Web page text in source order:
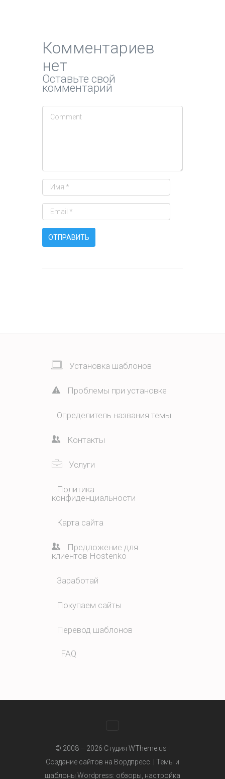
Комментариев
нет
Оставьте свой
комментарий
Установка шаблонов
Проблемы при установке
Определитель названия темы
Контакты
Услуги
Политика
конфиденциальности
Карта сайта
Предложение для
клиентов Hostenko
Заработай
Покупаем сайты
Перевод шаблонов
FAQ
© 2008 – 2026 Студия WTheme.us |
Создание сайтов на Вордпресс. | Темы и
шаблоны Wordpress: обзоры, настройка